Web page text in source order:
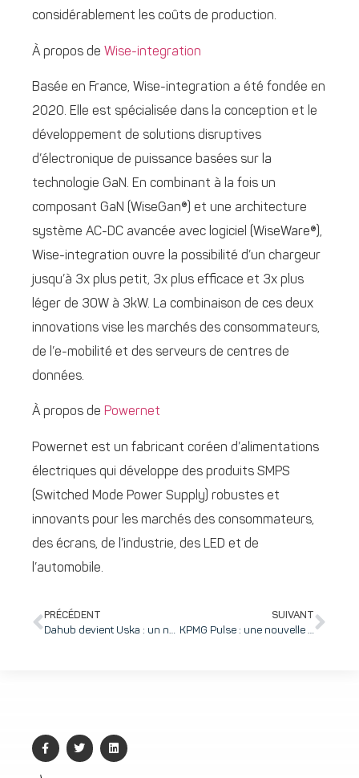
considérablement les coûts de production.
À propos de Wise-integration
Basée en France, Wise-integration a été fondée en
2020. Elle est spécialisée dans la conception et le
développement de solutions disruptives
d’électronique de puissance basées sur la
technologie GaN. En combinant à la fois un
composant GaN (WiseGan®) et une architecture
système AC-DC avancée avec logiciel (WiseWare®),
Wise-integration ouvre la possibilité d’un chargeur
jusqu’à 3x plus petit, 3x plus efficace et 3x plus
léger de 30W à 3kW. La combinaison de ces deux
innovations vise les marchés des consommateurs,
de l’e-mobilité et des serveurs de centres de
données.
À propos de Powernet
Powernet est un fabricant coréen d’alimentations
électriques qui développe des produits SMPS
(Switched Mode Power Supply) robustes et
innovants pour les marchés des consommateurs,
des écrans, de l’industrie, des LED et de
l’automobile.
PRÉCÉDENT
Dahub devient Uska : un nouveau nom pour de nouvelles ambitions internationales !
SUIVANT
KPMG Pulse : une nouvelle approche pour un accompagnement à 360 degrés des dirigeants par les meilleurs experts conseil régionaux et locaux, de la création à la cession